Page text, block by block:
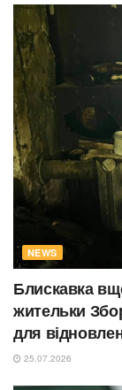
NEWS
Блискавка
жительки
для
25.07.2026